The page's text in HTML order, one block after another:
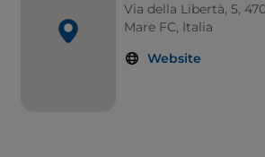
Via della Libertà, 5,
Mare FC, Italia
Website